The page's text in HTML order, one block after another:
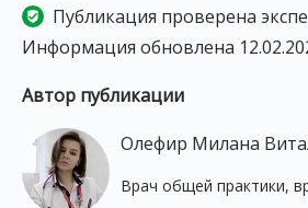
Публикация проверена
Информация обновлена
Автор публикации
Олефир Милана
Врач общей практики,